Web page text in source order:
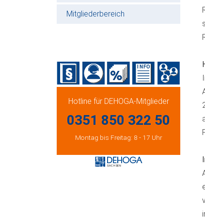
Mitgliederbereich
Hotline für DEHOGA-Mitglieder
0351 850 322 50
Montag bis Freitag: 8 - 17 Uhr